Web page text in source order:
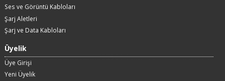
Ses ve Görüntü Kabloları
Şarj Aletleri
Şarj ve Data Kabloları
Üyelik
Üye Girişi
Yeni Üyelik